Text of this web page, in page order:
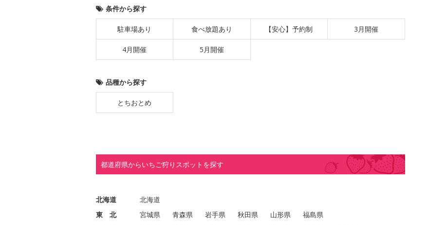
条件から探す
駐車場あり 食べ放題あり 【安心】予約制 3月開催
4月開催 5月開催
品種から探す
とちおとめ
都道府県からいちご狩りスポットを探す
北海道
北海道
東 北
宮城県 青森県 岩手県 秋田県 山形県
福島県